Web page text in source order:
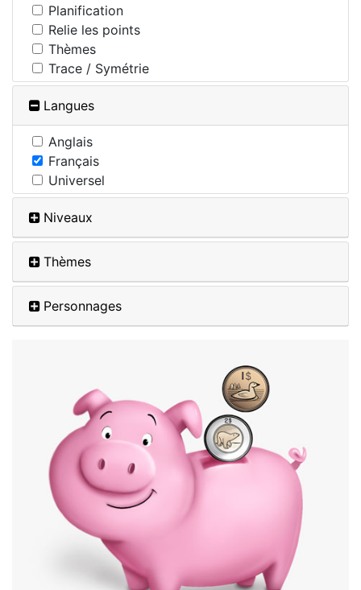
Planification
Relie les points
Thèmes
Trace / Symétrie
Langues
Anglais
Français
Universel
Niveaux
Thèmes
Personnages